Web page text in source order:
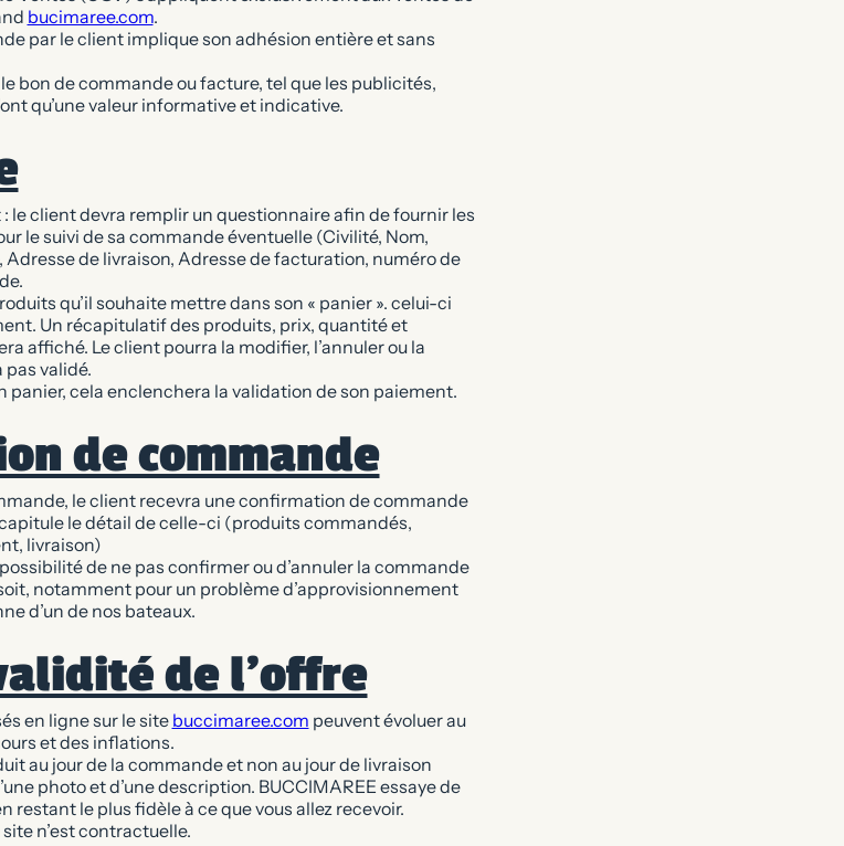
bucimaree.com.
par le client implique son adhésion entière et sans
bon de commande ou facture, tel que les publicités,
qu’une valeur informative et indicative.
le client devra remplir un questionnaire afin de fournir les
le suivi de sa commande éventuelle (Civilité, Nom,
Adresse de livraison, Adresse de facturation, numéro de
qu’il souhaite mettre dans son « panier ». celui-ci
Un récapitulatif des produits, prix, quantité et
affiché. Le client pourra la modifier, l’annuler ou la
pas validé.
panier, cela enclenchera la validation de son paiement.
de commande
le client recevra une confirmation de commande
le détail de celle-ci (produits commandés,
livraison)
de ne pas confirmer ou d’annuler la commande
notamment pour un problème d’approvisionnement
d’un de nos bateaux.
de l’offre
en ligne sur le site buccimaree.com peuvent évoluer au
et des inflations.
au jour de la commande et non au jour de livraison
photo et d’une description. BUCCIMAREE essaye de
restant le plus fidèle à ce que vous allez recevoir.
n’est contractuelle.